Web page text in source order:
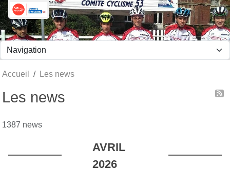
Accueil Les news
Les news
1387 news
AVRIL
2026
Panneau de gestion des cookies